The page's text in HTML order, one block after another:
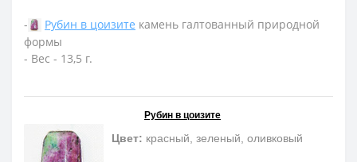
- Рубин в цоизите камень галтованный природной
формы
- Вес - 13,5 г.
Рубин в цоизите
Цвет: красный, зеленый, оливковый